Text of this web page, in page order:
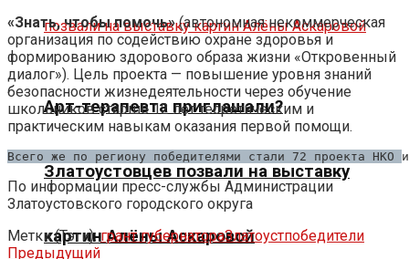
Арт-терапевта приглашали?
Златоустовцев позвали на выставку
картин Алёны Аскаровой
«Знать, чтобы помочь»(автономная некоммерческая
организация по содействию охране здоровья и
формированию здорового образа жизни «Откровенный
диалог»). Цель проекта — повышение уровня знаний
безопасности жизнедеятельности через обучение
школьников старше 12 лет теоретическим и
практическим навыкам оказания первой помощи.
Всего же по региону победителями стали 72 проекта
По информации пресс-службы Администрации
Златоустовского городского округа
Метки (Тэги): грант губернатораЗлатоустпобедители
Предыдущий